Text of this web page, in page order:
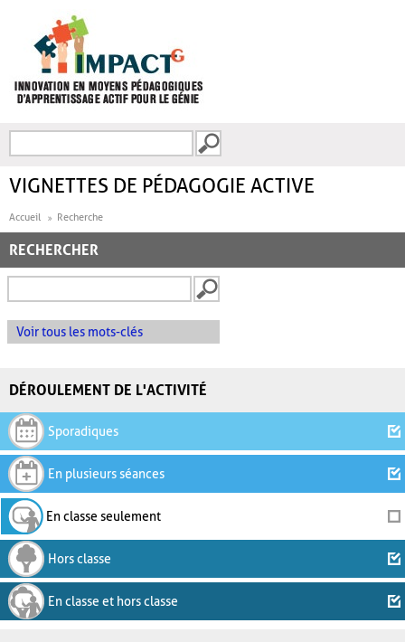
FORMULAIRE DE
VIGNETTES DE PÉDAGOGIE ACTIVE
Accueil Recherche
RECHERCHER
Voir tous les mots-clés
DÉROULEMENT DE L'ACTIVITÉ
Sporadiques
En plusieurs séances
En classe seulement
Hors classe
En classe et hors classe